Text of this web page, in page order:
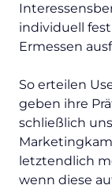
individuell
Ermessen
So erteilen
geben ihre
schließlich
letztendlich
wenn diese